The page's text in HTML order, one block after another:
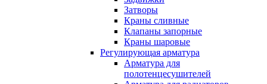
Затворы
Краны сливные
Клапаны запорные
Краны шаровые
Регулирующая арматура
Арматура для
полотенцесушителей